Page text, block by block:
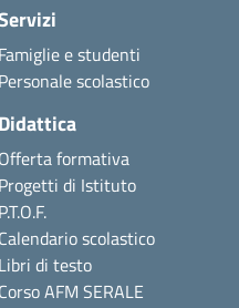
Famiglie e studenti
Personale scolastico
Didattica
Offerta formativa
Progetti di Istituto
P.T.O.F.
Calendario scolastico
Libri di testo
Corso AFM SERALE